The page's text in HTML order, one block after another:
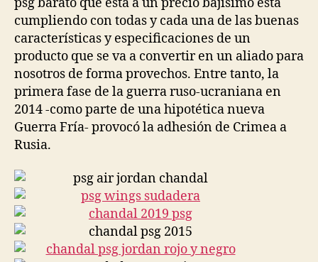
cumpliendo con todas y cada una de las buenas
características y especificaciones de un
producto que se va a convertir en un aliado para
nosotros de forma provechos. Entre tanto, la
primera fase de la guerra ruso-ucraniana en
2014 -como parte de una hipotética nueva
Guerra Fría- provocó la adhesión de Crimea a
Rusia.